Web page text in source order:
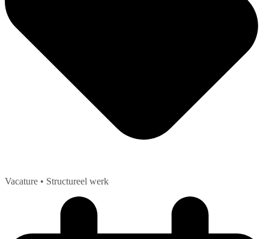
Vacature • Structureel werk